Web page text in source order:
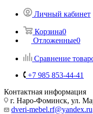
Личный кабинет
Корзина0
Отложенные0
Сравнение
+7 985 853-44-41
Контактная информация
г. Наро-Фоминск, ул.
dveri-mebel.rf@yandex.ru